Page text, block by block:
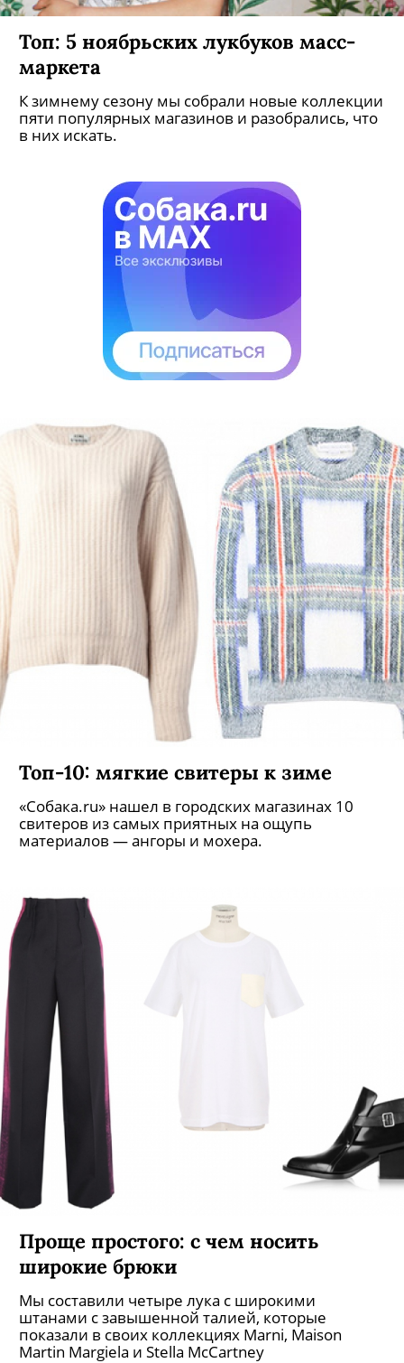
Топ: 5 ноябрьских лукбуков масс-
маркета
К зимнему сезону мы собрали новые коллекции
пяти популярных магазинов и разобрались, что
в них искать.
Топ-10: мягкие свитеры к зиме
«Собака.ru» нашел в городских магазинах 10
свитеров из самых приятных на ощупь
материалов — ангоры и мохера.
Проще простого: с чем носить
широкие брюки
Мы составили четыре лука с широкими
штанами с завышенной талией, которые
показали в своих коллекциях Marni, Maison
Martin Margiela и Stella McCartney